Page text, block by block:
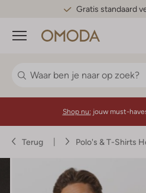
Gratis standaard
Menu
Shop nu: jouw must-
Terug Polo's & T-Shirts